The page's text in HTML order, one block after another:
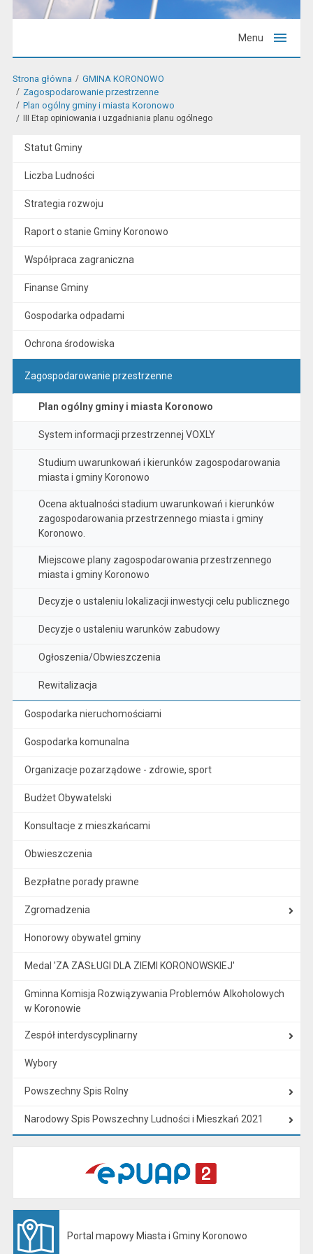
Menu
Strona główna
GMINA KORONOWO
Zagospodarowanie przestrzenne
Plan ogólny gminy i miasta Koronowo
III Etap opiniowania i uzgadniania planu ogólnego
Statut Gminy
Liczba Ludności
Strategia rozwoju
Raport o stanie Gminy Koronowo
Współpraca zagraniczna
Finanse Gminy
Gospodarka odpadami
Ochrona środowiska
Zagospodarowanie przestrzenne
Plan ogólny gminy i miasta Koronowo
System informacji przestrzennej VOXLY
Studium uwarunkowań i kierunków zagospodarowania
miasta i gminy Koronowo
Ocena aktualności stadium uwarunkowań i kierunków
zagospodarowania przestrzennego miasta i gminy
Koronowo.
Miejscowe plany zagospodarowania przestrzennego
miasta i gminy Koronowo
Decyzje o ustaleniu lokalizacji inwestycji celu publicznego
Decyzje o ustaleniu warunków zabudowy
Ogłoszenia/Obwieszczenia
Rewitalizacja
Gospodarka nieruchomościami
Gospodarka komunalna
Organizacje pozarządowe - zdrowie, sport
Budżet Obywatelski
Konsultacje z mieszkańcami
Obwieszczenia
Bezpłatne porady prawne
Zgromadzenia
Honorowy obywatel gminy
Medal 'ZA ZASŁUGI DLA ZIEMI KORONOWSKIEJ'
Gminna Komisja Rozwiązywania Problemów Alkoholowych
w Koronowie
Zespół interdyscyplinarny
Wybory
Powszechny Spis Rolny
Narodowy Spis Powszechny Ludności i Mieszkań 2021
Portal mapowy Miasta i Gminy Koronowo